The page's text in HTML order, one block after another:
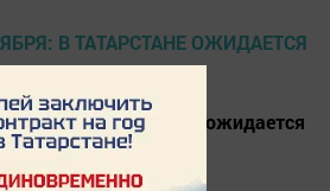
ночью и утром ожидается